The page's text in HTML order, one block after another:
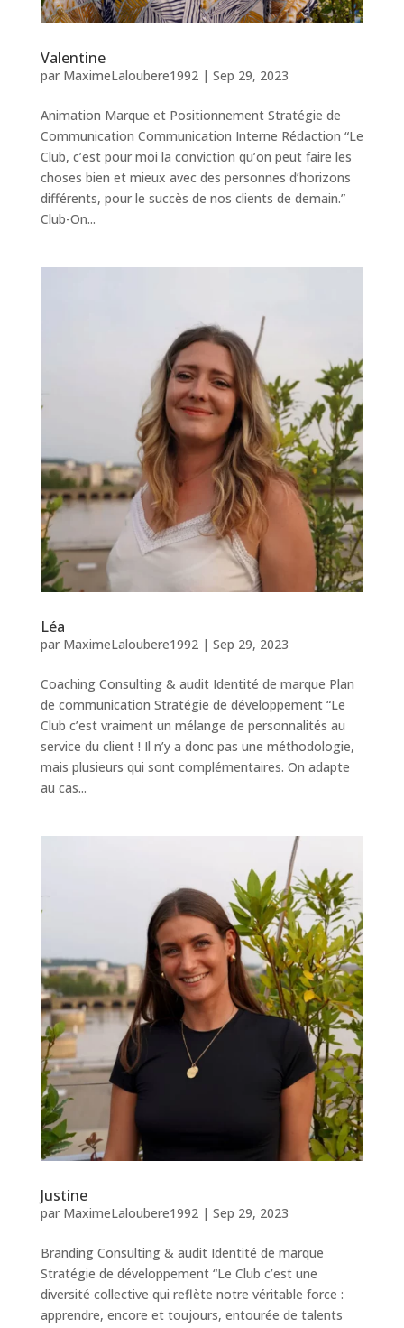
Valentine
par MaximeLaloubere1992| Sep 29, 2023
Animation Marque et Positionnement Stratégie de
Communication Communication Interne Rédaction “Le
Club, c’est pour moi la conviction qu’on peut faire les
choses bien et mieux avec des personnes d’horizons
différents, pour le succès de nos clients de demain.”
Club-On...
Léa
par MaximeLaloubere1992| Sep 29, 2023
Coaching Consulting & audit Identité de marque Plan
de communication Stratégie de développement “Le
Club c’est vraiment un mélange de personnalités au
service du client ! Il n’y a donc pas une méthodologie,
mais plusieurs qui sont complémentaires. On adapte
au cas...
Justine
par MaximeLaloubere1992| Sep 29, 2023
Branding Consulting & audit Identité de marque
Stratégie de développement “Le Club c’est une
diversité collective qui reflète notre véritable force :
apprendre, encore et toujours, entourée de talents